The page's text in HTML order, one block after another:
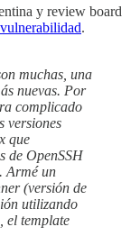
y review board
.
muchas, una
nuevas. Por
complicado
versiones
que
de OpenSSH
Armé un
(versión de
utilizando
el template